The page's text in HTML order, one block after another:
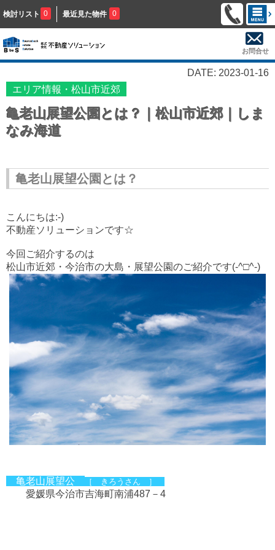
検討リスト 0 最近見た物件 0
お問合せ
DATE: 2023-01-16
エリア情報・松山市近郊
亀老山展望公園とは？｜松山市近郊｜しま
なみ海道
亀老山展望公園とは？
こんにちは:-)
不動産ソリューションです☆
今回ご紹介するのは
松山市近郊・今治市の大島・展望公園のご紹介です(-^□^-)
亀老山展望公 ［ きろうさん ］
愛媛県今治市吉海町南浦487－4